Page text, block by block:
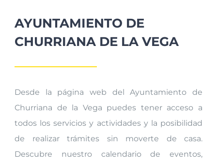
AYUNTAMIENTO DE
CHURRIANA DE LA VEGA
Desde la página web del Ayuntamiento de
Churriana de la Vega puedes tener acceso a
todos los servicios y actividades y la posibilidad
de realizar trámites sin moverte de casa.
Descubre nuestro calendario de eventos,